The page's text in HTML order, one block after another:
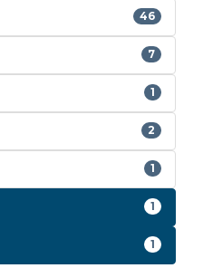
46
7
1
2
1
1
1